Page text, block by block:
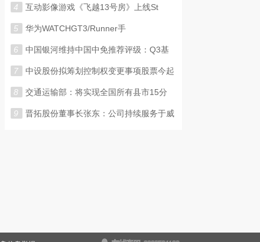
4 互动影像游戏《飞越13号房》上线St
5 华为WATCHGT3/Runner手
6 中国银河维持中国中免推荐评级：Q3基
7 中设股份拟筹划控制权变更事项股票今起
8 交通运输部：将实现全国所有县市15分
9 晋拓股份董事长张东：公司持续服务于威